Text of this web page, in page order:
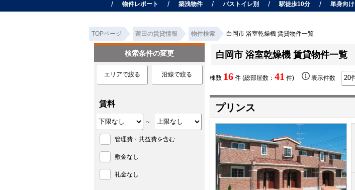
物件レポート 築浅物件 バストイレ別 駅徒歩10分 単身向け
TOPページ 蓮田の賃貸情報 物件検索 白岡市 浴室乾燥機 賃貸物件一覧
白岡市 浴室乾燥機 賃貸物件一覧
棟数 16 件 (総部屋数： 41 件) 表示件数
プリンス
検索条件の変更
エリアで絞る 沿線で絞る
賃料
～
管理費・共益費を含む
敷金なし
礼金なし